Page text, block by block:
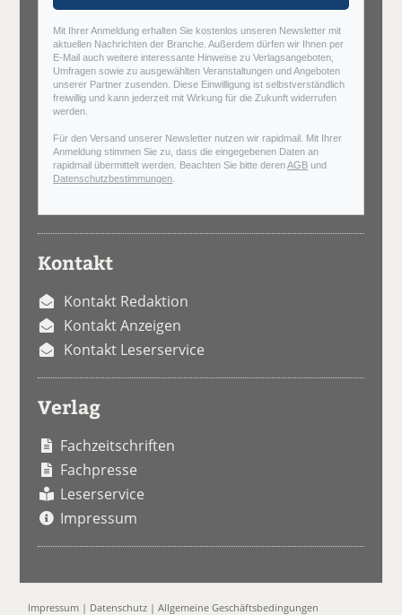
Mit Ihrer Anmeldung erhalten Sie kostenlos unseren Newsletter mit
aktuellen Nachrichten der Branche. Außerdem dürfen wir Ihnen per
E-Mail auch weitere interessante Hinweise zu Verlagsangeboten,
Umfragen sowie zu ausgewählten Veranstaltungen und Angeboten
unserer Partner zusenden. Diese Einwilligung ist selbstverständlich
freiwillig und kann jederzeit mit Wirkung für die Zukunft widerrufen
werden.
Für den Versand unserer Newsletter nutzen wir rapidmail. Mit Ihrer
Anmeldung stimmen Sie zu, dass die eingegebenen Daten an
rapidmail übermittelt werden. Beachten Sie bitte derenAGB und
Datenschutzbestimmungen
Kontakt
Kontakt Redaktion
Kontakt Anzeigen
Kontakt Leserservice
Verlag
Fachzeitschriften
Fachpresse
Leserservice
Impressum
Impressum | Datenschutz |Allgemeine Geschäftsbedingungen